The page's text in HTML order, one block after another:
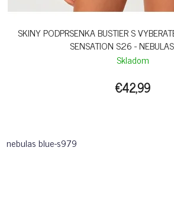
SKINY PODPRSENKA BUSTIER S
SENSATION S26 -
Skladom
€42,99
nebulas blue-s979